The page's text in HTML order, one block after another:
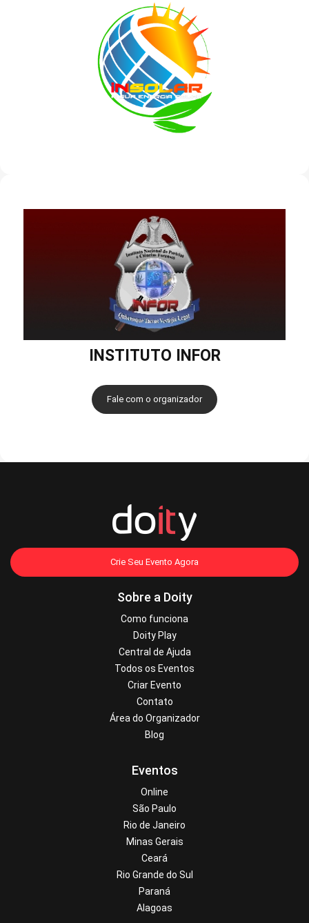
INSTITUTO INFOR
Fale com o organizador
Crie Seu Evento Agora
Sobre a Doity
Como funciona
Doity Play
Central de Ajuda
Todos os Eventos
Criar Evento
Contato
Área do Organizador
Blog
Eventos
Online
São Paulo
Rio de Janeiro
Minas Gerais
Ceará
Rio Grande do Sul
Paraná
Alagoas